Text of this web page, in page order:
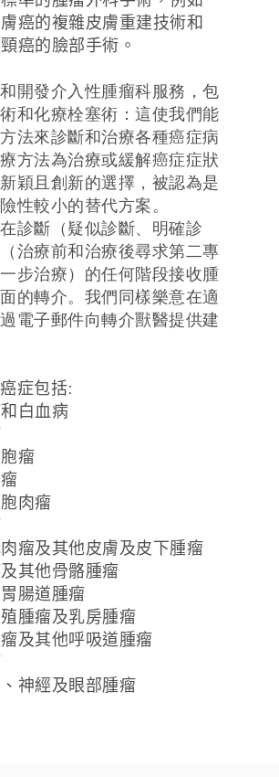
癌的複雜皮膚重建技術和
癌的臉部手術。
開發介入性腫瘤科服務，包
和化療栓塞術：這使我們能
法來診斷和治療各種癌症病
方法為治療或緩解癌症症狀
穎且創新的選擇，被認為是
性較小的替代方案。
診斷（疑似診斷、明確診
治療前和治療後尋求第二專
步治療）的任何階段接收腫
的轉介。我們同樣樂意在適
電子郵件向轉介獸醫提供建
症包括:
白血病
瘤
肉瘤
瘤及其他皮膚及皮下腫瘤
其他骨骼腫瘤
腸道腫瘤
腫瘤及乳房腫瘤
及其他呼吸道腫瘤
神經及眼部腫瘤